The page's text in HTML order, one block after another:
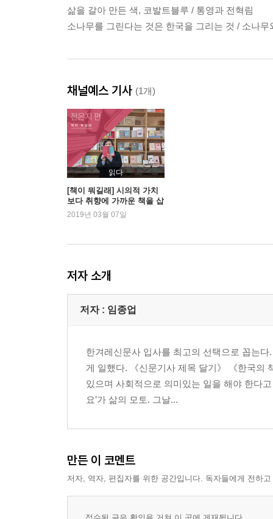
삶을 갈아 만든 색, 코발트블루 / 통영과 전혁림
소나무를 그린다는 것은 한국을 그리는 것 / 소나무
채널예스 기사 (1개)
읽다
[책이 뭐길래] 시의적 가치
보다 취향에 가까운 책을 삽
니다 - 전은지 편
2019년 03월 07일
저자 소개
저자 : 임종업
한겨레신문사 입사를 최고의 선택으로 꼽는
게 일했다. 《신문기사 제목 달기》 《한국의
있으며 사회적으로 의미있는 일을 해야 한다
요’가 삶의 모토. 그날...
만든 이 코멘트
저자, 역자, 편집자를 위한 공간입니다. 독자들에게 전하